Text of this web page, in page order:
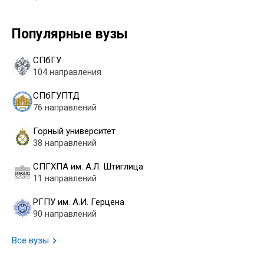
Популярные вузы
СПбГУ
104 направления
СПбГУПТД
76 направлений
Горный университет
38 направлений
СПГХПА им. А.Л. Штиглица
11 направлений
РГПУ им. А.И. Герцена
90 направлений
Все вузы